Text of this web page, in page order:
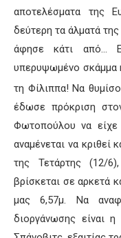
αποτελέσματα της
δεύτερη τα άλματά
άφησε κάτι από…
υπερυψωμένο σκάμμα
τη Φίλιππα! Να
έδωσε πρόκριση
Φωτοπούλου να είχε
αναμένεται να κριθεί
της Τετάρτης (12/
βρίσκεται σε αρκετά
μας 6,57μ. Να
διοργάνωσης είναι